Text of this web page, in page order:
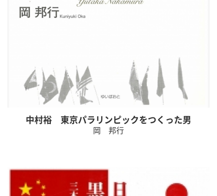
中村裕 東京パラリンピックをつくった男
岡 邦行